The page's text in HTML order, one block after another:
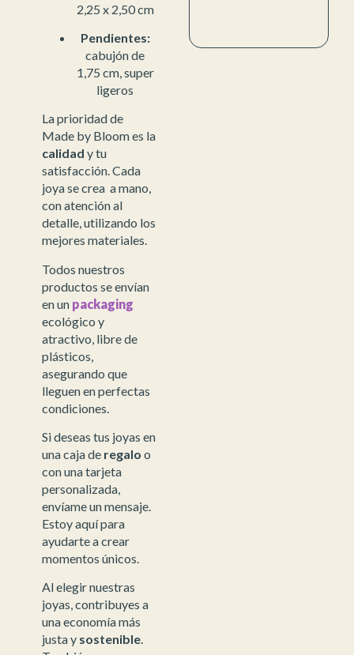
2,25 x 2,50 cm
Pendientes:
cabujón de
1,75 cm, super
ligeros
La prioridad de
Made by Bloom es la
calidad y tu
satisfacción. Cada
joya se crea a mano,
con atención al
detalle, utilizando los
mejores materiales.
Todos nuestros
productos se envían
en un packaging
ecológico y
atractivo, libre de
plásticos,
asegurando que
lleguen en perfectas
condiciones.
Si deseas tus joyas en
una caja de regalo o
con una tarjeta
personalizada,
envíame un mensaje.
Estoy aquí para
ayudarte a crear
momentos únicos.
Al elegir nuestras
joyas, contribuyes a
una economía más
justa y sostenible.